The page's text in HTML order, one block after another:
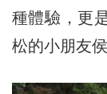
種體驗，更
松的小朋友